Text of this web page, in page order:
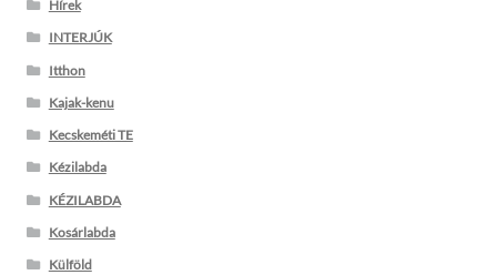
Hírek
INTERJÚK
Itthon
Kajak-kenu
Kecskeméti TE
Kézilabda
KÉZILABDA
Kosárlabda
Külföld